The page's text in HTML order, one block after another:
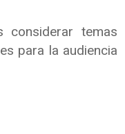
considerar temas
para la audiencia